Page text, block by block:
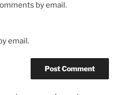
by email.
email.